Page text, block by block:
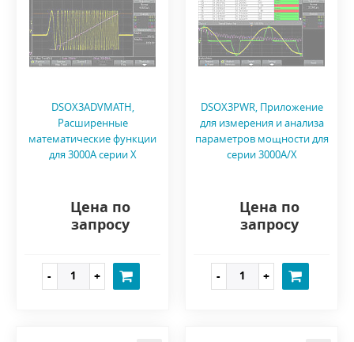
DSOX3ADVMATH,
Расширенные
математические функции
для 3000A серии X
Цена по
запросу
DSOX3PWR, Приложение
для измерения и анализа
параметров мощности для
серии 3000A/X
Цена по
запросу